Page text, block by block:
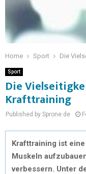
Home Sport Die
Sport
Die
Krafttraining
Published by Sprone.de
Krafttraining ist
Muskeln
verbessern. Unter